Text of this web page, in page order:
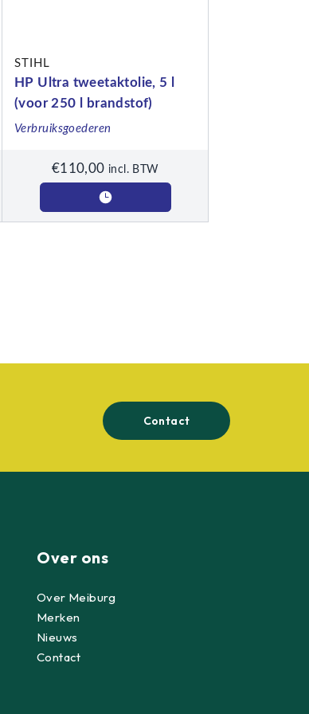
STIHL
HP Ultra tweetaktolie, 5 l
(voor 250 l brandstof)
Verbruiksgoederen
€110,00 incl. BTW
Contact
Over ons
Over Meiburg
Merken
Nieuws
Contact